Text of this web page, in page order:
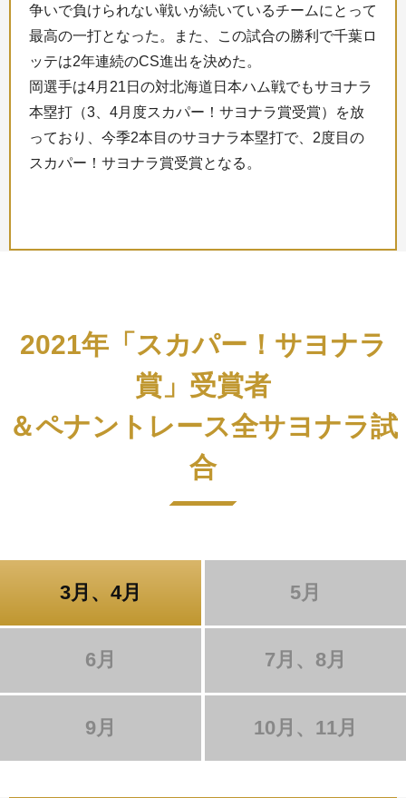
争いで負けられない戦いが続いているチームにとって
最高の一打となった。また、この試合の勝利で千葉ロ
ッテは2年連続のCS進出を決めた。
岡選手は4月21日の対北海道日本ハム戦でもサヨナラ
本塁打（3、4月度スカパー！サヨナラ賞受賞）を放
っており、今季2本目のサヨナラ本塁打で、2度目の
スカパー！サヨナラ賞受賞となる。
2021年「スカパー！サヨナラ
賞」受賞者
＆ペナントレース全サヨナラ試
合
3月、4月 5月
6月 7月、8月
9月 10月、11月